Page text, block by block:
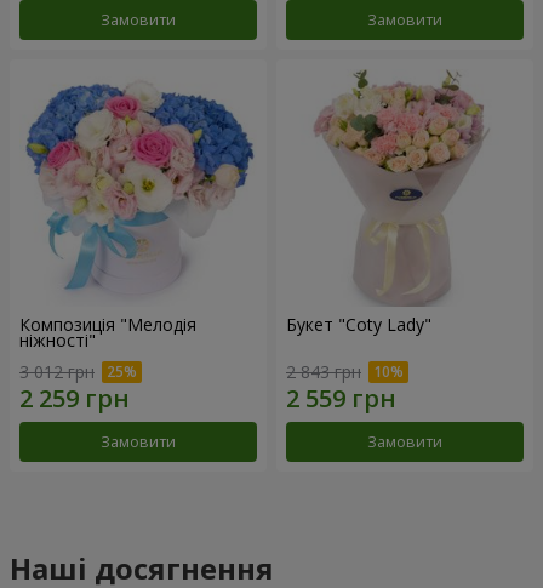
Замовити Замовити
Композиція "Мелодія
ніжності"
3 012 грн
Замовити
Букет "Coty Lady"
2 843 грн
Замовити
Наші досягнення